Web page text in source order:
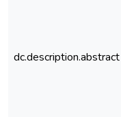
dc.description.abstract